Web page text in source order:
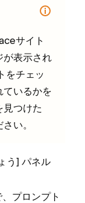
サイト
が表示され
をチ⁠⁠⁠ェ⁠⁠⁠ッ
ているかを
見つけた
い⁠⁠⁠。
う⁠⁠⁠] パネル
プロンプト